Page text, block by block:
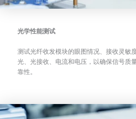
光学性能测试
测试光纤收发模块的眼图情况、接收灵敏
光、光接收、电流和电压，以确保信号质
靠性。